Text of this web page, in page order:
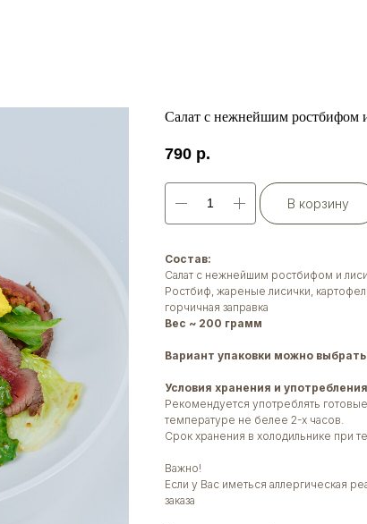
Салат с нежнейшим ростбифом
790 р.
В корзину
Состав:
Салат с нежнейшим ростбифом и
Ростбиф, жареные лисички,
горчичная заправка
Вес ~ 200 грамм
Вариант упаковки можно выбрать
Условия хранения и
Рекомендуется употреблять
температуре не белее 2-х часов.
Срок хранения в холодильнике при
Важно!
Если у Вас иметься аллергическая
заказа